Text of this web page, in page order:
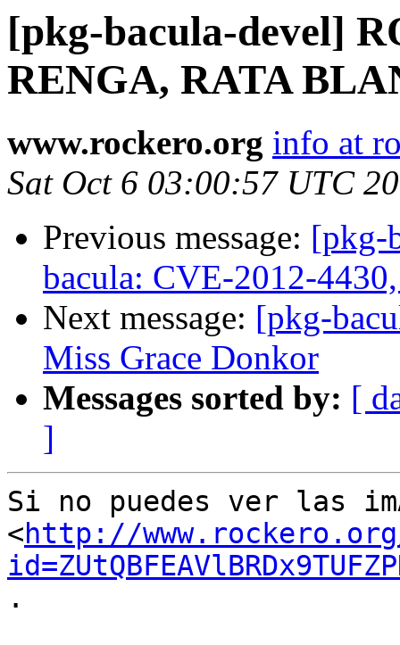
[pkg-bacula-devel]
RENGA, RATA
www.rockero.org info at
Sat Oct 6 03:00:57 UTC
Previous message: [pkg-
bacula: CVE-2012-
Next message: [pkg-
Miss Grace Donkor
Messages sorted by: [
]
Si no puedes ver las
<http://
.